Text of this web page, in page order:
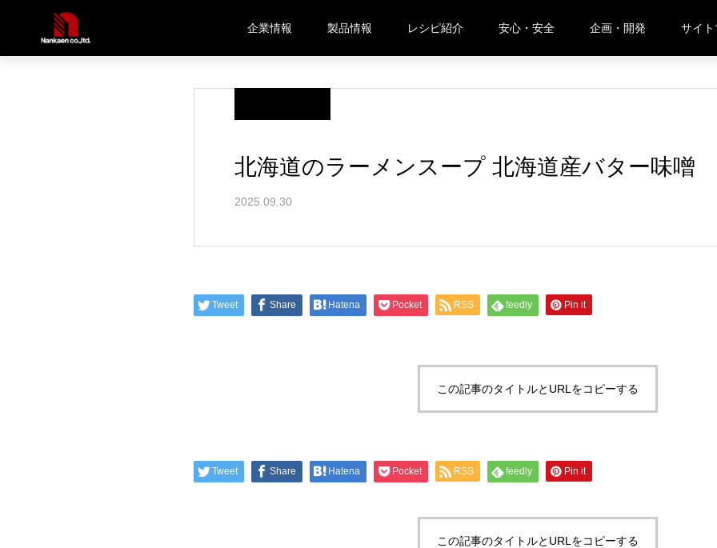
企業情報 製品情報 レシピ紹介 安心・安全 企画・開発 サイ
北海道のラーメンスープ 北海道産バター味噌
2025.09.30
Tweet Share Hatena Pocket RSS feedly Pin it
この記事のタイトルとURLをコピーする
Tweet Share Hatena Pocket RSS feedly Pin it
この記事のタイトルとURLをコピーする